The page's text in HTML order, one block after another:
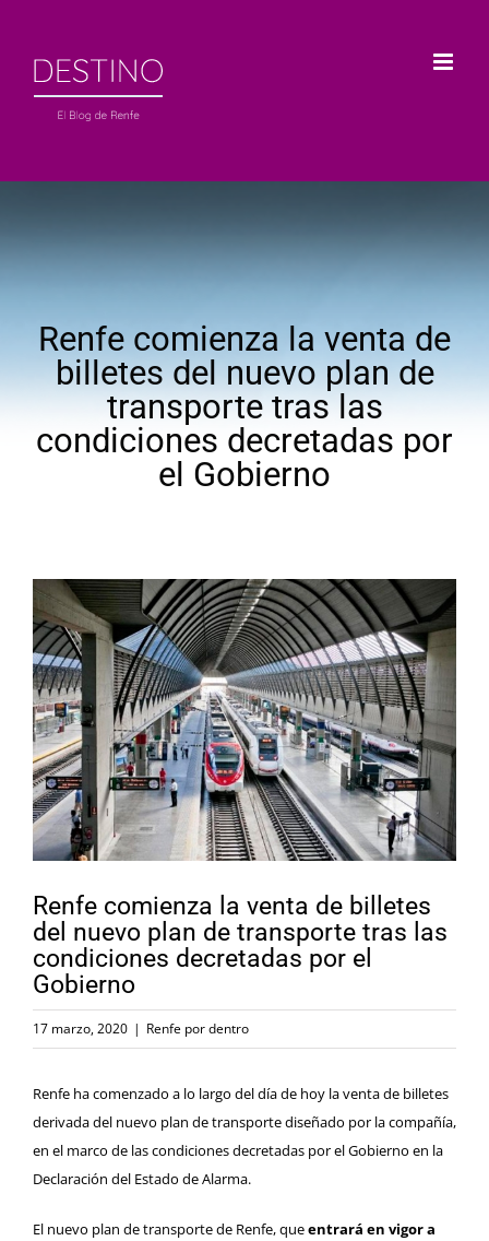
contenido
Renfe comienza la venta de
billetes del nuevo plan de
transporte tras las
condiciones decretadas por
el Gobierno
Ver
imagen
más
grande
Renfe comienza la venta de billetes
del nuevo plan de transporte tras las
condiciones decretadas por el
Gobierno
17 marzo, 2020 | Renfe por dentro
Renfe ha comenzado a lo largo del día de hoy la venta de billetes
derivada del nuevo plan de transporte diseñado por la compañía,
en el marco de las condiciones decretadas por el Gobierno en la
Declaración del Estado de Alarma.
El nuevo plan de transporte de Renfe, queentrará en vigor a